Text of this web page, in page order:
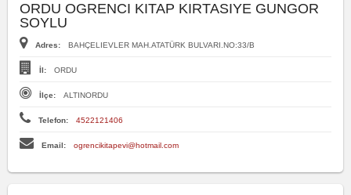
ORDU OGRENCI KITAP KIRTASIYE GUNGOR
SOYLU
Adres: BAHÇELIEVLER MAH.ATATÜRK BULVARI.NO:33/B
İl: ORDU
İlçe: ALTINORDU
Telefon: 4522121406
Email: ogrencikitapevi@hotmail.com